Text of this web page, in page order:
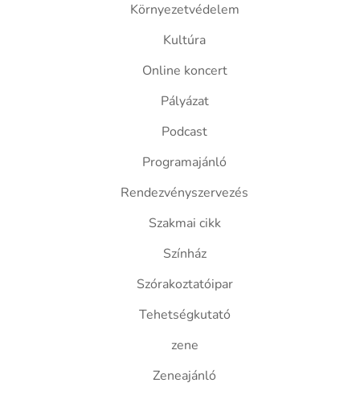
Környezetvédelem
Kultúra
Online koncert
Pályázat
Podcast
Programajánló
Rendezvényszervezés
Szakmai cikk
Színház
Szórakoztatóipar
Tehetségkutató
zene
Zeneajánló